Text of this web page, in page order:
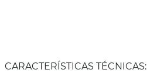
CARACTERÍSTICAS TÉCNICAS: